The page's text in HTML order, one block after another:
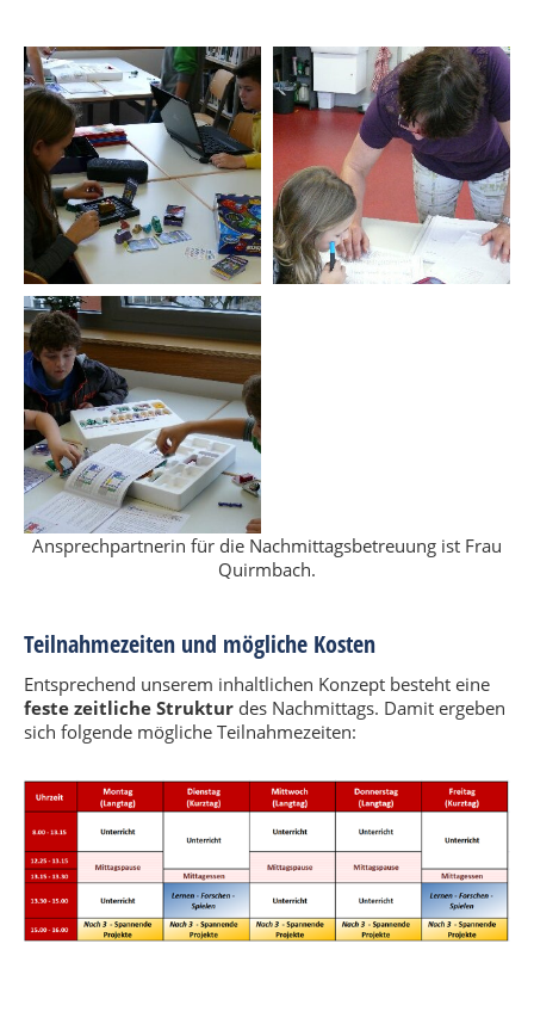
Ansprechpartnerin für die Nachmittagsbetreuung ist Frau
Quirmbach.
Teilnahmezeiten und mögliche Kosten
Entsprechend unserem inhaltlichen Konzept besteht eine
feste zeitliche Struktur des Nachmittags. Damit ergeben
sich folgende mögliche Teilnahmezeiten: